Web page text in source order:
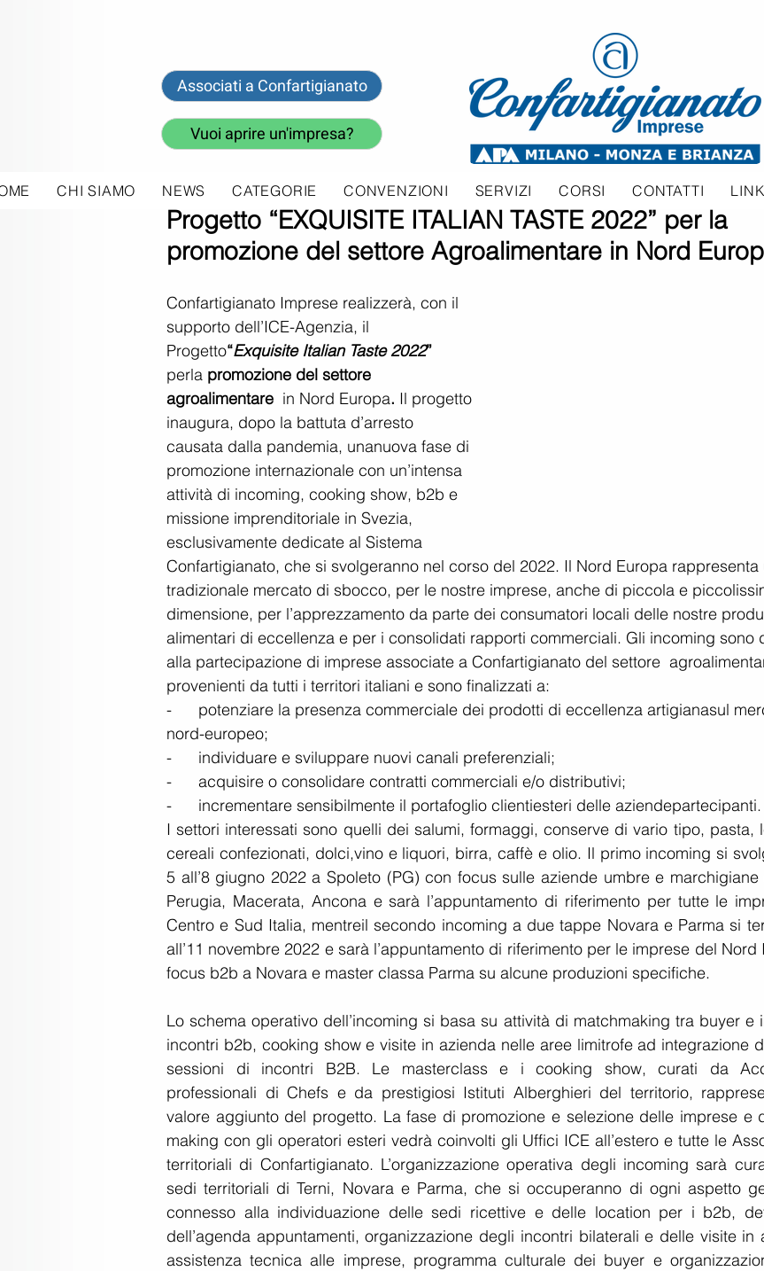
Associati a Confartigianato
Vuoi aprire un'impresa?
CHI SIAMO NEWS CATEGORIE CONVENZIONI SERVIZI CORSI CONTATTI LINK
Progetto “EXQUISITE ITALIAN TASTE 2022” per la
promozione del settore Agroalimentare in Nord
18 mar 2022
Confartigianato Imprese realizzerà, con il
supporto dell’ICE-Agenzia, il
Progetto“Exquisite Italian Taste 2022”
perla promozione del settore
agroalimentare in Nord Europa. Il progetto
inaugura, dopo la battuta d’arresto
causata dalla pandemia, unanuova fase di
promozione internazionale con un’intensa
attività di incoming, cooking show, b2b e
missione imprenditoriale in Svezia,
esclusivamente dedicate al Sistema
Confartigianato, che si svolgeranno nel corso del 2022. Il Nord Europa rappresenta
tradizionale mercato di sbocco, per le nostre imprese, anche di piccola e
dimensione, per l’apprezzamento da parte dei consumatori locali delle nostre
alimentari di eccellenza e per i consolidati rapporti commerciali. Gli incoming sono
alla partecipazione di imprese associate a Confartigianato del settore
provenienti da tutti i territori italiani e sono finalizzati a:
-      potenziare la presenza commerciale dei prodotti di eccellenza artigianasul
nord-europeo;
-      individuare e sviluppare nuovi canali preferenziali;
-      acquisire o consolidare contratti commerciali e/o distributivi;
-      incrementare sensibilmente il portafoglio clientiesteri delle aziendepartecipanti.
I settori interessati sono quelli dei salumi, formaggi, conserve di vario tipo, pasta,
cereali confezionati, dolci,vino e liquori, birra, caffè e olio. Il primo incoming si
5 all’8 giugno 2022 a Spoleto (PG) con focus sulle aziende umbre e marchigiane
Perugia, Macerata, Ancona e sarà l’appuntamento di riferimento per tutte le
Centro e Sud Italia, mentreil secondo incoming a due tappe Novara e Parma si
all’11 novembre 2022 e sarà l’appuntamento di riferimento per le imprese del Nord
focus b2b a Novara e master classa Parma su alcune produzioni specifiche.
Lo schema operativo dell’incoming si basa su attività di matchmaking tra buyer e
incontri b2b, cooking show e visite in azienda nelle aree limitrofe ad integrazione
sessioni di incontri B2B. Le masterclass e i cooking show, curati da
professionali di Chefs e da prestigiosi Istituti Alberghieri del territorio,
valore aggiunto del progetto. La fase di promozione e selezione delle imprese e
making con gli operatori esteri vedrà coinvolti gli Uffici ICE all’estero e tutte le
territoriali di Confartigianato. L’organizzazione operativa degli incoming sarà
sedi territoriali di Terni, Novara e Parma, che si occuperanno di ogni aspetto
connesso alla individuazione delle sedi ricettive e delle location per i b2b,
dell’agenda appuntamenti, organizzazione degli incontri bilaterali e delle visite in
assistenza tecnica alle imprese, programma culturale dei buyer e